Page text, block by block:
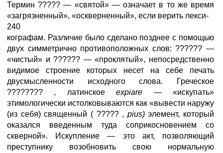
Термин ?????— «святой» — означает в то же время
«загрязненный», «оскверненный», если верить лекси-
240
кографам. Различие было сделано позднее с помощью
двух симметрично противоположных слов: ?????? —
«чистый» и ?????? — «проклятый», непосредственно
видимое строение которых несет на себе печать
двусмысленности исходного слова. Греческое
???????? , латинскоеexpiare — «искупать»
этимологически истолковываются как «вывести наружу
(из себя) священный ( ????? , pius)элемент, который
оказался введенным туда соприкосновением со
скверной». Искупление — это акт, позволяющий
преступнику возобновить свою нормальную